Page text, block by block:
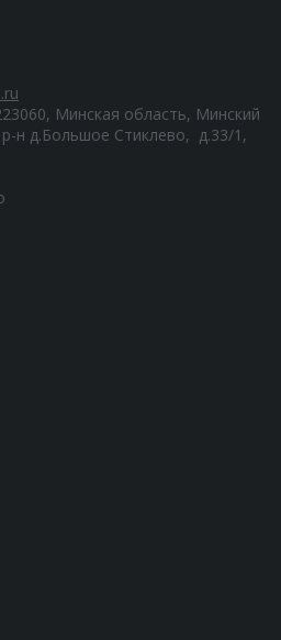
Минская область, Минский
н д.Большое Стиклево, д.33/1,